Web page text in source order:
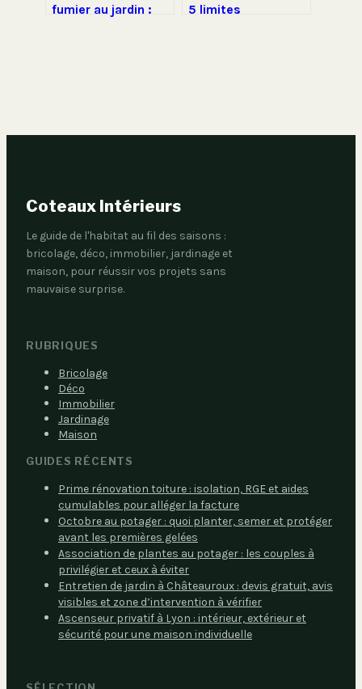
fumier au jardin :
5 limites
Coteaux Intérieurs
Le guide de l'habitat au fil des saisons :
bricolage, déco, immobilier, jardinage et
maison, pour réussir vos projets sans
mauvaise surprise.
RUBRIQUES
Bricolage
Déco
Immobilier
Jardinage
Maison
GUIDES RÉCENTS
Prime rénovation toiture : isolation, RGE et aides
cumulables pour alléger la facture
Octobre au potager : quoi planter, semer et protéger
avant les premières gelées
Association de plantes au potager : les couples à
privilégier et ceux à éviter
Entretien de jardin à Châteauroux : devis gratuit, avis
visibles et zone d’intervention à vérifier
Ascenseur privatif à Lyon : intérieur, extérieur et
sécurité pour une maison individuelle